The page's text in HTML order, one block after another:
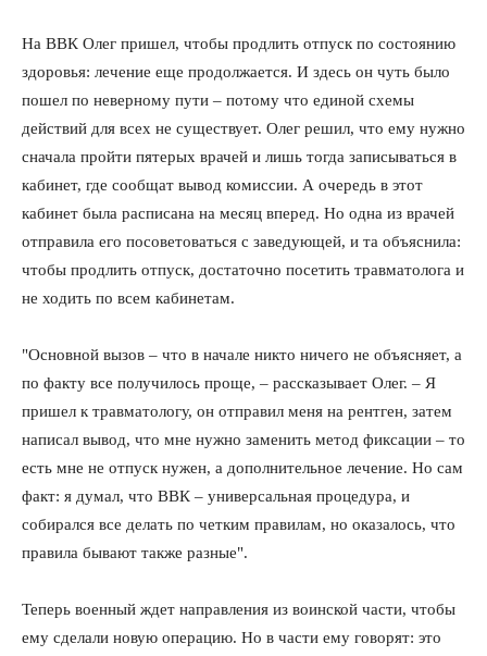
На ВВК Олег пришел, чтобы продлить отпуск по состоянию
здоровья: лечение еще продолжается. И здесь он чуть было
пошел по неверному пути – потому что единой схемы
действий для всех не существует. Олег решил, что ему нужно
сначала пройти пятерых врачей и лишь тогда записываться в
кабинет, где сообщат вывод комиссии. А очередь в этот
кабинет была расписана на месяц вперед. Но одна из врачей
отправила его посоветоваться с заведующей, и та объяснила:
чтобы продлить отпуск, достаточно посетить травматолога и
не ходить по всем кабинетам.
"Основной вызов – что в начале никто ничего не объясняет, а
по факту все получилось проще, – рассказывает Олег. – Я
пришел к травматологу, он отправил меня на рентген, затем
написал вывод, что мне нужно заменить метод фиксации – то
есть мне не отпуск нужен, а дополнительное лечение. Но сам
факт: я думал, что ВВК – универсальная процедура, и
собирался все делать по четким правилам, но оказалось, что
правила бывают также разные".
Теперь военный ждет направления из воинской части, чтобы
ему сделали новую операцию. Но в части ему говорят: это